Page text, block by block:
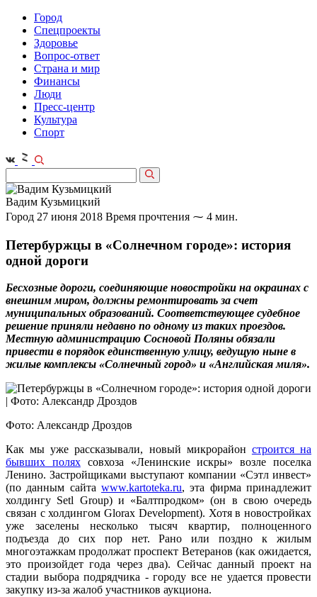
Город
Спецпроекты
Здоровье
Вопрос-ответ
Страна и мир
Финансы
Люди
Пресс-центр
Культура
Спорт
Вадим Кузьмицкий
Город 27 июня 2018 Время прочтения ⁓ 4 мин.
Петербуржцы в «Солнечном городе»: история
одной дороги
Бесхозные дороги, соединяющие новостройки на окраинах с
внешним миром, должны ремонтировать за счет
муниципальных образований. Соответствующее судебное
решение приняли недавно по одному из таких проездов.
Местную администрацию Сосновой Поляны обязали
привести в порядок единственную улицу, ведущую ныне в
жилые комплексы «Солнечный город» и «Английская миля».
Фото: Александр Дроздов
Как мы уже рассказывали, новый микрорайон строится на
бывших поляхсовхоза «Ленинские искры» возле поселка
Ленино. Застройщиками выступают компании «Сэтл инвест»
(по данным сайта www.kartoteka.ru, эта фирма принадлежит
холдингу Setl Group) и «Балтпродком» (он в свою очередь
связан с холдингом Glorax Development). Хотя в новостройках
уже заселены несколько тысяч квартир, полноценного
подъезда до сих пор нет. Рано или поздно к жилым
многоэтажкам продолжат проспект Ветеранов (как ожидается,
это произойдет года через два). Сейчас данный проект на
стадии выбора подрядчика - городу все не удается провести
закупку из-за жалоб участников аукциона.